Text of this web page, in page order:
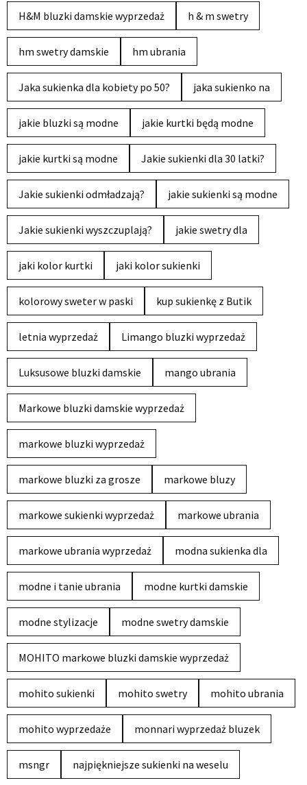
H&M bluzki damskie wyprzedaż h & m swetry
hm swetry damskie hm ubrania
Jaka sukienka dla kobiety po 50? jaka sukienko na
jakie bluzki są modne jakie kurtki będą modne
jakie kurtki są modne Jakie sukienki dla 30 latki?
Jakie sukienki odmładzają? jakie sukienki są modne
Jakie sukienki wyszczuplają? jakie swetry dla
jaki kolor kurtki jaki kolor sukienki
kolorowy sweter w paski kup sukienkę z Butik
letnia wyprzedaż Limango bluzki wyprzedaż
Luksusowe bluzki damskie mango ubrania
Markowe bluzki damskie wyprzedaż
markowe bluzki wyprzedaż
markowe bluzki za grosze markowe bluzy
markowe sukienki wyprzedaż markowe ubrania
markowe ubrania wyprzedaż modna sukienka dla
modne i tanie ubrania modne kurtki damskie
modne stylizacje modne swetry damskie
MOHITO markowe bluzki damskie wyprzedaż
mohito sukienki mohito swetry mohito ubrania
mohito wyprzedaże monnari wyprzedaż bluzek
msngr najpiękniejsze sukienki na weselu